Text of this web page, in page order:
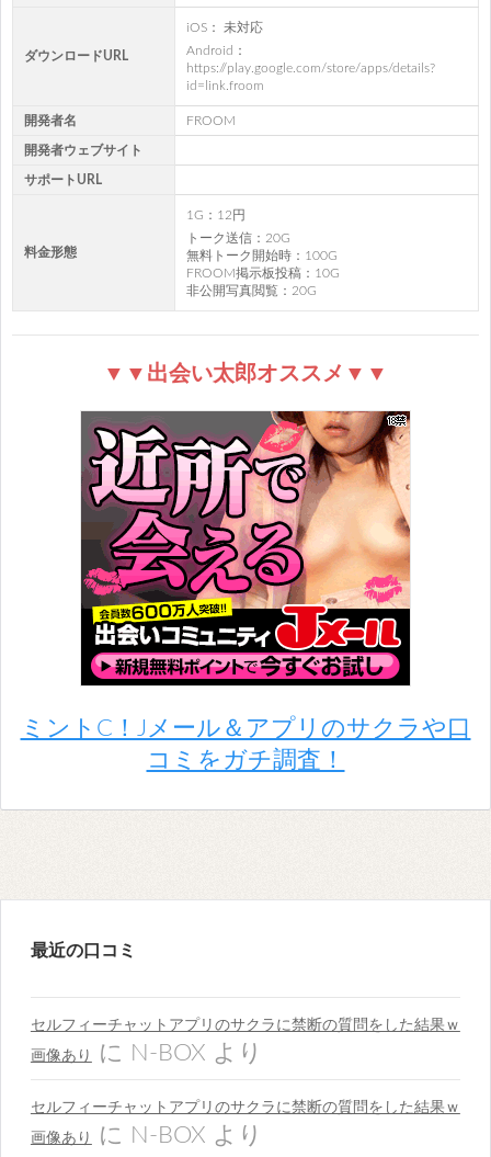
ダウンロードURL
iOS： 未対応
Android：
https://play.google.com/store/apps/details?
id=link.froom
開発者名 FROOM
開発者ウェブサイト
サポートURL
料金形態
1G：12円
トーク送信：20G
無料トーク開始時：100G
FROOM掲示板投稿：10G
非公開写真閲覧：20G
▼▼出会い太郎オススメ▼▼
ミントC！Jメール＆アプリのサクラや口
コミをガチ調査！
最近の口コミ
セルフィーチャットアプリのサクラに禁断の質問をした結果ｗ
画像あり
に N-BOX より
セルフィーチャットアプリのサクラに禁断の質問をした結果ｗ
画像あり
に N-BOX より